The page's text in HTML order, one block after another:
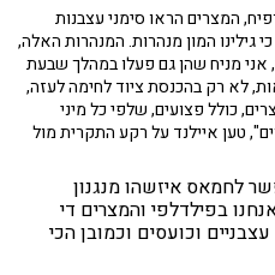
המצרים הראו סימני עצבנות
גילינו המון מנהרות. המנהרות האלה,
לפני 7 באוקטובר, אני מניח שהן גם פעלו במהלך שבעת
לא רק בהכנסת ציוד לחימה לעזה,
כולל פצועים, שלפי כל מיני
טען איילנד על רקע התקרית מול
לחמאס איזשהו מנגנון
בפילדלפי והמצרים די
וכועסים וכמובן הכי